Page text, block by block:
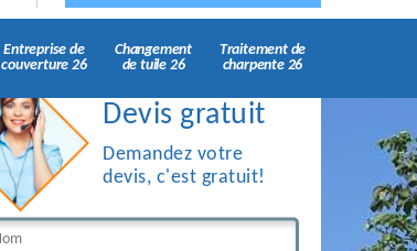
Entreprise de
couverture 26
Changement
de tuile 26
Traitement de
charpente 26
Devis gratuit
Demandez votre
devis, c'est gratuit!